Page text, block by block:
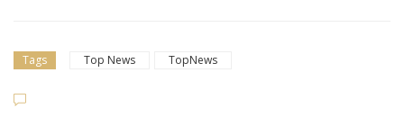
Tags Top News TopNews